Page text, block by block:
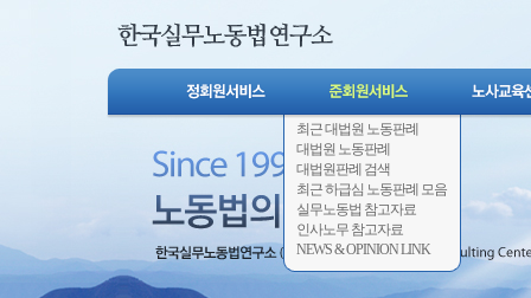
최근 대법원 노동판례
대법원 노동판례
대법원판례 검색
최근 하급심 노동판례 모음
실무노동법 참고자료
인사노무 참고자료
NEWS & OPINION LINK